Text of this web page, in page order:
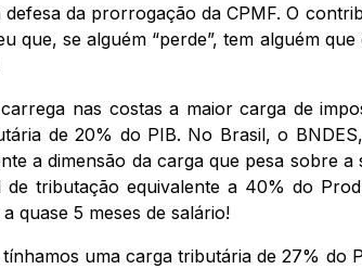
da prorrogação da CPMF. O
que, se alguém “perde”, tem alguém
nas costas a maior carga de
de 20% do PIB. No Brasil, o
a dimensão da carga que pesa sobre
tributação equivalente a 40% do
quase 5 meses de salário!
uma carga tributária de 27%